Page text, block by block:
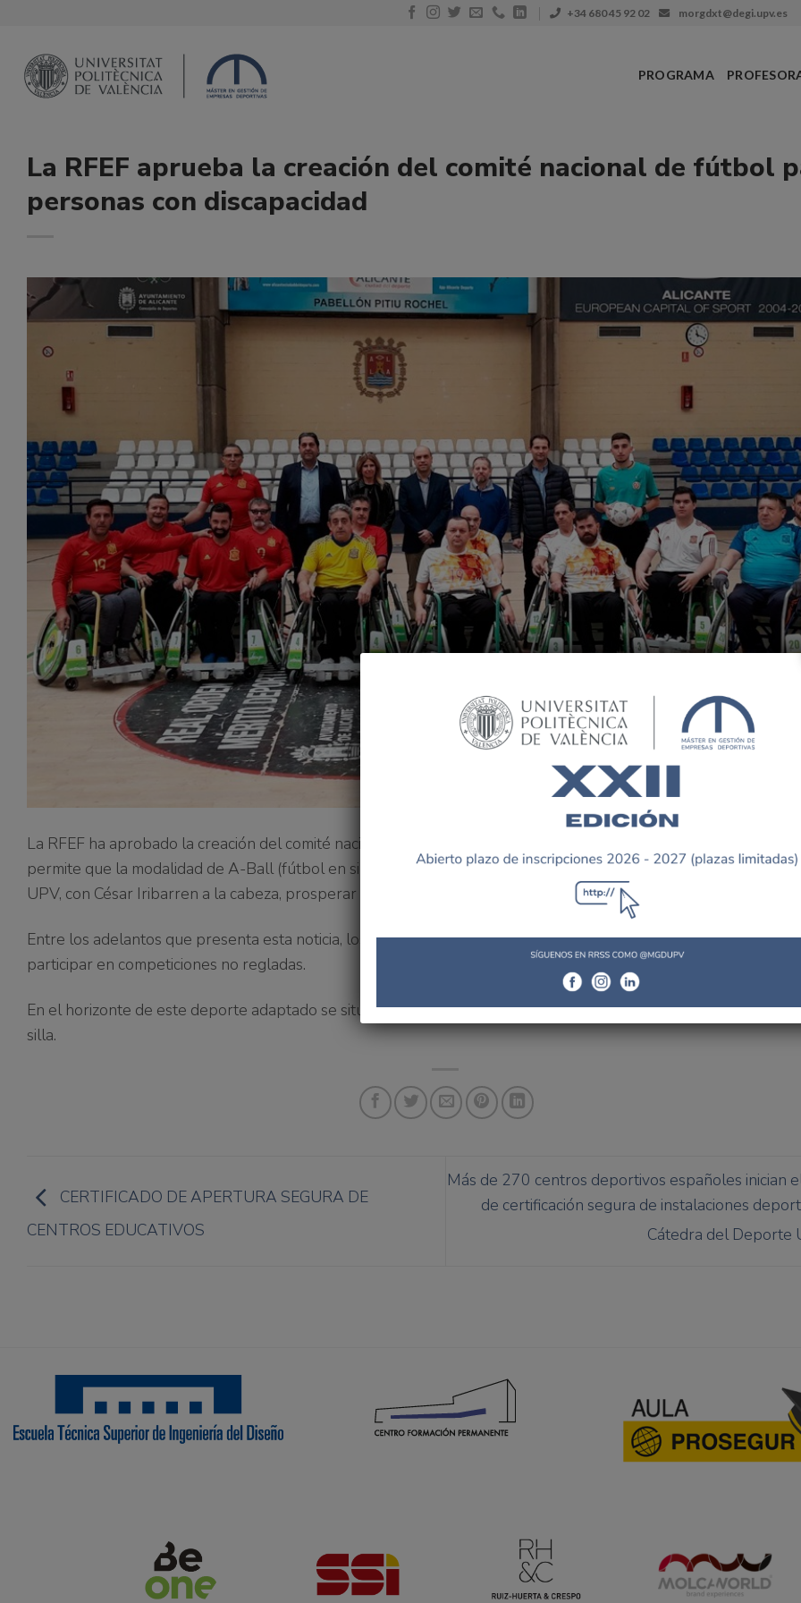
contenido
+34 680 45 92 02 morgdxt@degi.upv.es
PROGRAMA
La RFEF aprueba la creación del comité nacional de fútbol
personas con discapacidad
La RFEF ha aprobado la creación del comité nacional de fútbol para personas con discapacidad. Este
permite que la modalidad de A-Ball (fútbol en silla), impulsado enormemente por la dirección de la Cátedra
UPV, con César Iribarren a la cabeza, prosperar hacia su estandarización como disciplina federada.
Entre los adelantos que presenta esta noticia, los jugadores de A-Ball ya podrán contar con ficha de futbolista
participar en competiciones no regladas.
En el horizonte de este deporte adaptado se sitúa la futura liga entre equipos españoles de la modalidad de
silla.
CERTIFICADO DE APERTURA SEGURA DE
CENTROS EDUCATIVOS
Más de 270 centros deportivos españoles inician
de certificación segura de instalaciones
Cátedra del Deporte